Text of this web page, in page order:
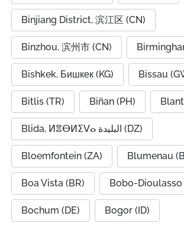
Binjiang District, 滨江区 (CN)
Binzhou, 滨州市 (CN)
Bishkek, Бишкек (KG) Bissau
Bitlis (TR) Biñan (PH)
Blida, ⵍⴻⴱⵍⵉⴸⴰ البليدة (DZ)
Bloemfontein (ZA) Blumenau
Boa Vista (BR) Bobo-Dioulasso
Bochum (DE) Bogor (ID)